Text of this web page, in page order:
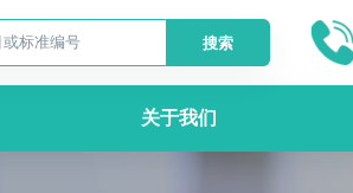
搜索
关于我们